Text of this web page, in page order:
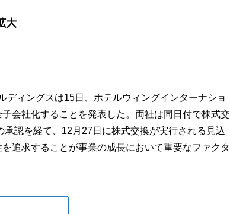
大
ィングスは15日、ホテルウィングインターナショ
会社化することを発表した。両社は同日付で株式交
認を経て、12月27日に株式交換が実行される見込
追求することが事業の成長において重要なファクタ